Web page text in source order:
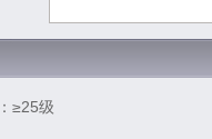
：≥25级